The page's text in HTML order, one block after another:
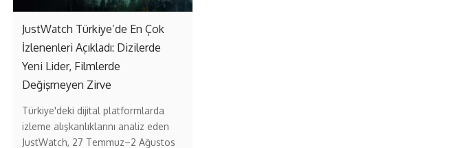
JustWatch Türkiye’de En Çok
İzlenenleri Açıkladı: Dizilerde
Yeni Lider, Filmlerde
Değişmeyen Zirve
Türkiye'deki dijital platformlarda
izleme alışkanlıklarını analiz eden
JustWatch, 27 Temmuz–2 Ağustos